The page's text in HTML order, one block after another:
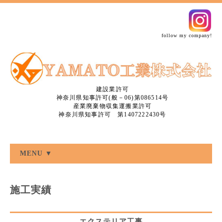
follow my company!
建設業許可
神奈川県知事許可(般－06)第086514号
産業廃棄物収集運搬業許可
神奈川県知事許可 第1407222430号
MENU ▼
施工実績